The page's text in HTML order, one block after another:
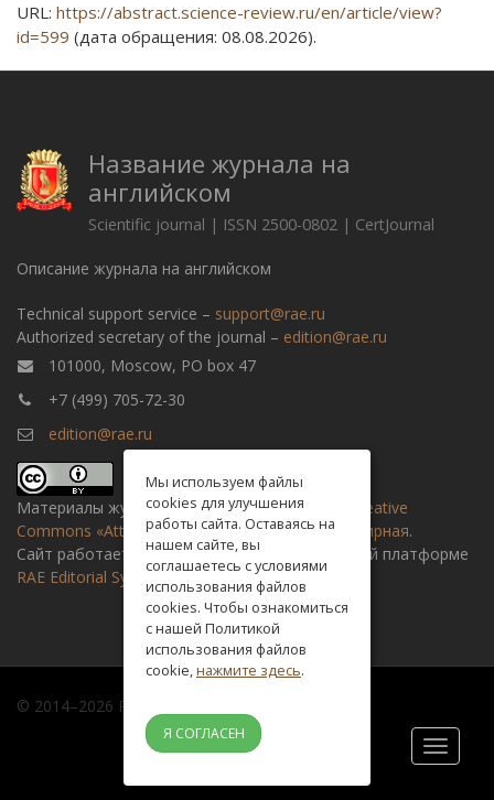
URL: https://abstract.science-review.ru/en/article/view?
id=599 (дата обращения: 08.08.2026).
Название журнала на
английском
Scientific journal | ISSN 2500-0802 | CertJournal
Описание журнала на английском
Technical support service – support@rae.ru
Authorized secretary of the journal – edition@rae.ru
101000, Moscow, PO box 47
+7 (499) 705-72-30
edition@rae.ru
Материалы журнала доступны полицензии Creative
Commons «Attribution» («Атрибуция») 4.0 Всемирная.
Сайт работает на универсальной издательской платформе
RAE Editorial System
© 2014–2026 Russian academy of natural history
Toggle
Мы используем файлы
cookies для улучшения
работы сайта. Оставаясь на
нашем сайте, вы
соглашаетесь с условиями
использования файлов
cookies. Чтобы ознакомиться
с нашей Политикой
использования файлов
cookie,нажмите здесь.
Я СОГЛАСЕН